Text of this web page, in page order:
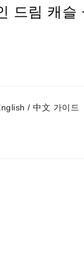
드림 캐슬
/ 中文 가이드